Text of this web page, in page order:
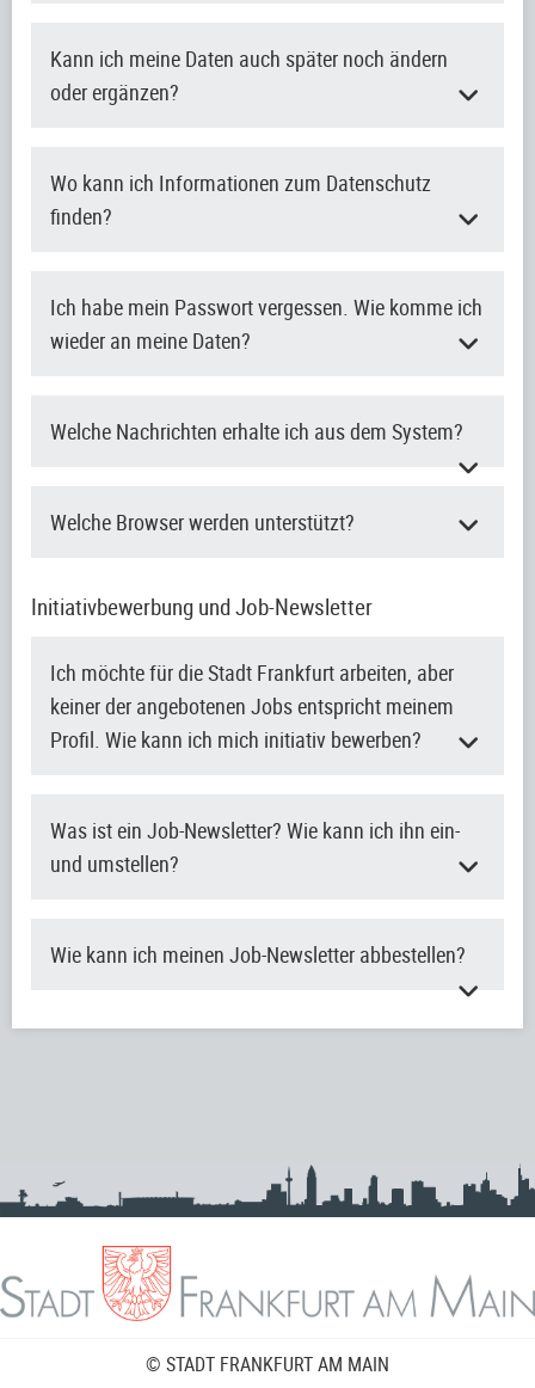
Kann ich meine Daten auch später noch ändern
oder ergänzen?
Wo kann ich Informationen zum Datenschutz
finden?
Ich habe mein Passwort vergessen. Wie komme ich
wieder an meine Daten?
Welche Nachrichten erhalte ich aus dem System?
Welche Browser werden unterstützt?
Initiativbewerbung und Job-Newsletter
Ich möchte für die Stadt Frankfurt arbeiten, aber
keiner der angebotenen Jobs entspricht meinem
Profil. Wie kann ich mich initiativ bewerben?
Was ist ein Job-Newsletter? Wie kann ich ihn ein-
und umstellen?
Wie kann ich meinen Job-Newsletter abbestellen?
© STADT FRANKFURT AM MAIN